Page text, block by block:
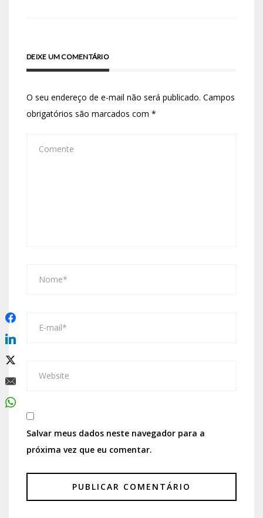
DEIXE UM COMENTÁRIO
O seu endereço de e-mail não será publicado. Campos
obrigatórios são marcados com *
Salvar meus dados neste navegador para a
próxima vez que eu comentar.